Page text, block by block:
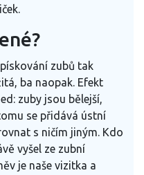
zubů tak
ba naopak. Efekt
zuby jsou bělejší,
se přidává ústní
s ničím jiným. Kdo
vyšel ze zubní
je naše vizitka a